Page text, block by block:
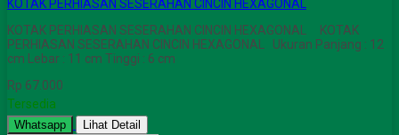
KOTAK PERHIASAN SESERAHAN CINCIN HEXAGONAL
KOTAK PERHIASAN SESERAHAN CINCIN HEXAGONAL KOTAK
PERHIASAN SESERAHAN CINCIN HEXAGONAL Ukuran Panjang : 12
cm Lebar : 11 cm Tinggi : 6 cm
Rp 67.000
Tersedia
Whatsapp Lihat Detail